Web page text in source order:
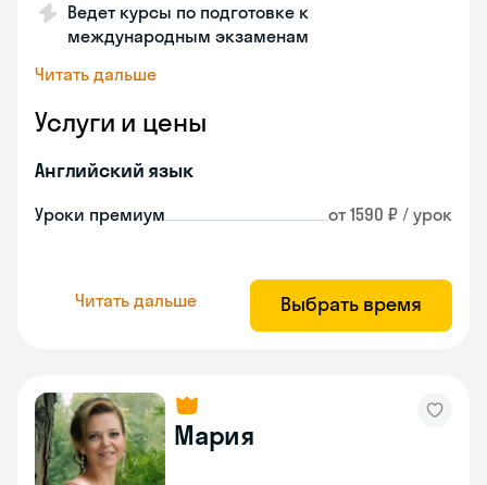
Ведет курсы по подготовке к
международным экзаменам
Читать дальше
Услуги и цены
Английский язык
Уроки премиум от 1590 ₽ / урок
Читать дальше Выбрать время
Мария